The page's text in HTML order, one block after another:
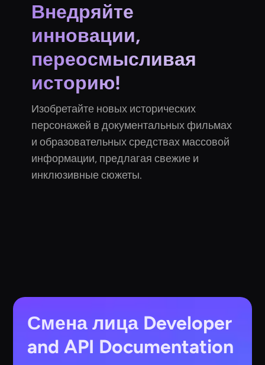
Внедряйте
инновации,
переосмысливая
историю!
Изобретайте новых исторических
персонажей в документальных фильмах
и образовательных средствах массовой
информации, предлагая свежие и
инклюзивные сюжеты.
Смена лица Developer
and API Documentation